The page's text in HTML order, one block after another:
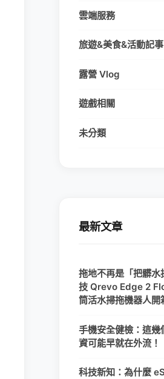
雲端服務
旅遊&美食&活動記事
露營 Vlog
遊戲相關
未分類
最新文章
拖地不再是「把髒水
技 Qrevo Edge 2
筒活水掃拖機器人開
手機安全健檢：這幾
資可能早就在外流！
科技新知：為什麼